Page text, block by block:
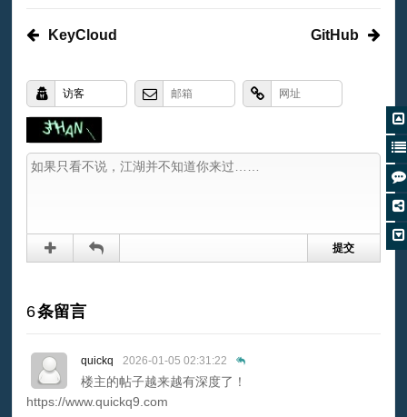
KeyCloud GitHub
6条留言
quickq 2026-01-05 02:31:22
楼主的帖子越来越有深度了！
https://www.quickq9.com